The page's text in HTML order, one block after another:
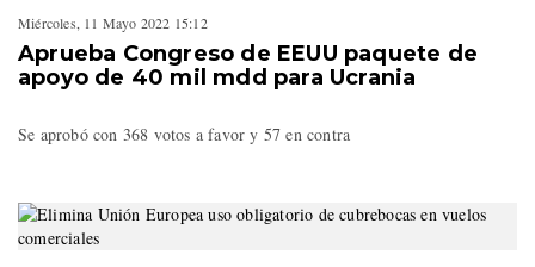
Miércoles, 11 Mayo 2022 15:12
Aprueba Congreso de EEUU paquete de
apoyo de 40 mil mdd para Ucrania
Se aprobó con 368 votos a favor y 57 en contra